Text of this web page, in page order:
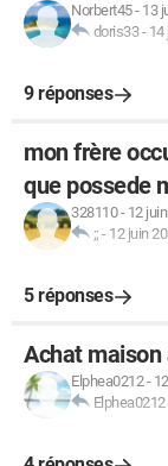
Norbert45- 13
doris33- 14
9 réponses
mon frère
que possede
328110- 12
;; - 12 juin
5 réponses
Achat maison
Elphea0212-
Elphea0212